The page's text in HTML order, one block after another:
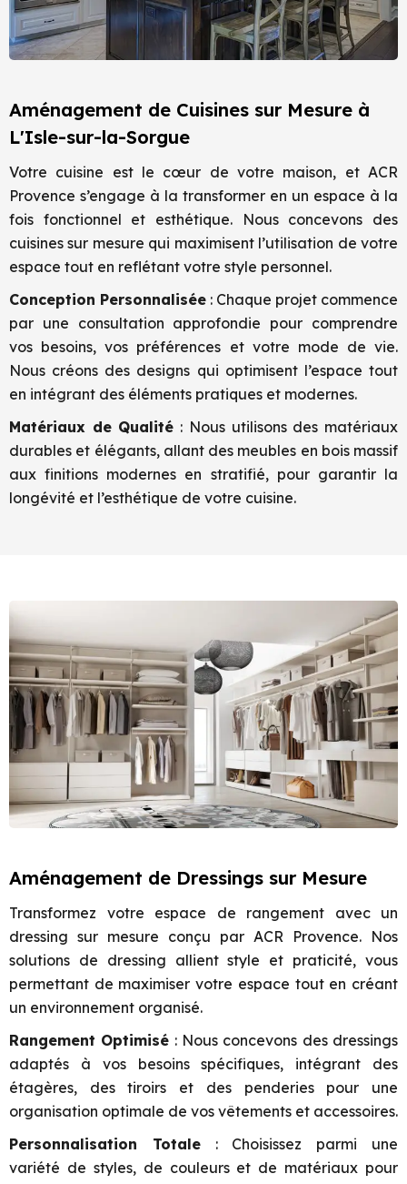
Aménagement de Cuisines sur Mesure à
L'Isle-sur-la-Sorgue
Votre cuisine est le cœur de votre maison, et ACR
Provence s’engage à la transformer en un espace à la
fois fonctionnel et esthétique. Nous concevons des
cuisines sur mesure qui maximisent l’utilisation de votre
espace tout en reflétant votre style personnel.
Conception Personnalisée : Chaque projet commence
par une consultation approfondie pour comprendre
vos besoins, vos préférences et votre mode de vie.
Nous créons des designs qui optimisent l’espace tout
en intégrant des éléments pratiques et modernes.
Matériaux de Qualité : Nous utilisons des matériaux
durables et élégants, allant des meubles en bois massif
aux finitions modernes en stratifié, pour garantir la
longévité et l’esthétique de votre cuisine.
Aménagement de Dressings sur Mesure
Transformez votre espace de rangement avec un
dressing sur mesure conçu par ACR Provence. Nos
solutions de dressing allient style et praticité, vous
permettant de maximiser votre espace tout en créant
un environnement organisé.
Rangement Optimisé : Nous concevons des dressings
adaptés à vos besoins spécifiques, intégrant des
étagères, des tiroirs et des penderies pour une
organisation optimale de vos vêtements et accessoires.
Personnalisation Totale: Choisissez parmi une
variété de styles, de couleurs et de matériaux pour